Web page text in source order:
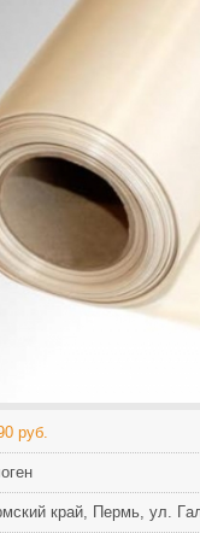
руб.
кpaй, Пeрмь, yл.